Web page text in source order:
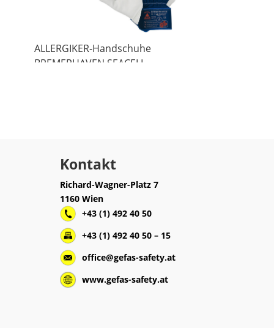
ALLERGIKER-Handschuhe
BREMERHAVEN SEACELL
Kontakt
Richard-Wagner-Platz 7
1160 Wien
+43 (1) 492 40 50
+43 (1) 492 40 50 – 15
office@gefas-safety.at
www.gefas-safety.at